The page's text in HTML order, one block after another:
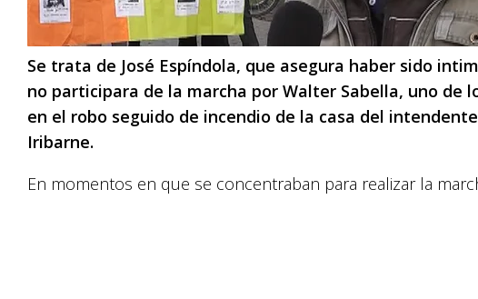
Se trata de José Espíndola, que asegura haber sido
no participara de la marcha por Walter Sabella, uno de
en el robo seguido de incendio de la casa del
Iribarne.
En momentos en que se concentraban para realizar la